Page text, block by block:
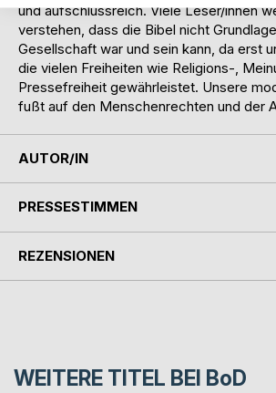
und aufschlussreich. Viele Leser/innen
verstehen, dass die Bibel nicht
Gesellschaft war und sein kann, da erst
die vielen Freiheiten wie Religions-,
Pressefreiheit gewährleistet. Unsere
fußt auf den Menschenrechten und der
AUTOR/IN
PRESSESTIMMEN
REZENSIONEN
WEITERE TITEL BEI BoD